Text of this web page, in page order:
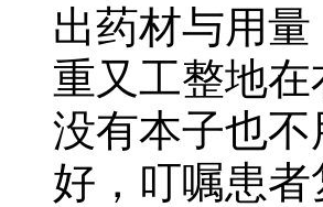
出药材与用
重又工整地
没有本子也
好，叮嘱患